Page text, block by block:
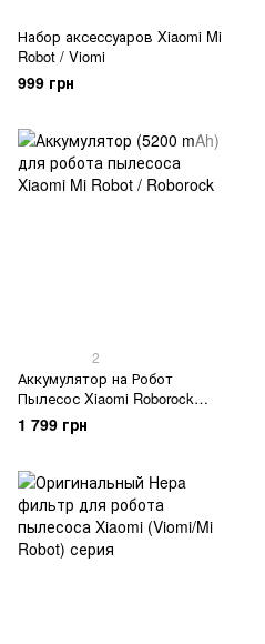
Набор аксессуаров Xiaomi Mi
Robot / Viomi
999 грн
2
Аккумулятор на Робот
Пылесос Xiaomi Roborock
(5200 mAh)
1 799 грн